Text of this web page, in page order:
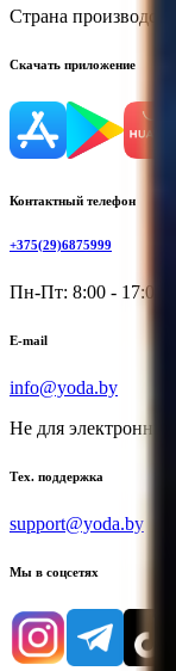
Страна
Скачать приложение
Контактный телефон
+375(29)6875999
Пн-Пт: 8:00 - 17:00
E-mail
info@yoda.by
Не для
Тех. поддержка
support@yoda.by
Мы в соцсетях